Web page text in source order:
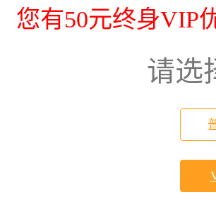
您有50元终身VIP
请选